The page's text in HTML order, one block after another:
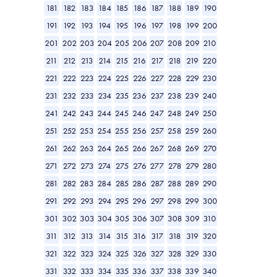
181
182 183 184 185 186 187 188 189 190
191
192 193 194 195 196 197 198 199 200
201 202 203 204 205 206 207 208 209 210
211
212 213 214 215 216 217 218 219 220
221
222 223 224 225 226 227 228 229 230
231
232 233 234 235 236 237 238 239 240
241
242 243 244 245 246 247 248 249 250
251
252 253 254 255 256 257 258 259 260
261
262 263 264 265 266 267 268 269 270
271
272 273 274 275 276 277 278 279 280
281
282 283 284 285 286 287 288 289 290
291
292 293 294 295 296 297 298 299 300
301 302 303 304 305 306 307 308 309 310
311
312 313 314 315 316 317 318 319 320
321
322 323 324 325 326 327 328 329 330
331
332 333 334 335 336 337 338 339 340